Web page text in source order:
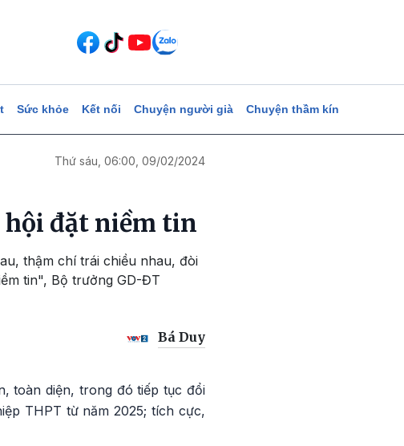
Sức khỏe Kết nối Chuyện người già Chuyện thầm kín
Thứ sáu, 06:00, 09/02/2024
hội đặt niềm tin
thậm chí trái chiều nhau, đòi
tin", Bộ trưởng GD-ĐT
Bá Duy
toàn diện, trong đó tiếp tục đổi
THPT từ năm 2025; tích cực,